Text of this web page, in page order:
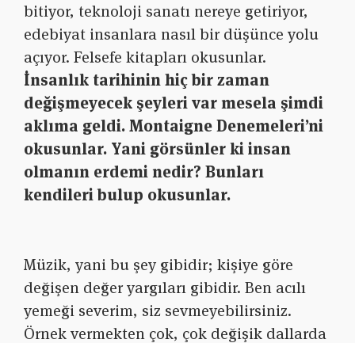
bitiyor, teknoloji sanatı nereye getiriyor,
edebiyat insanlara nasıl bir düşünce yolu
açıyor. Felsefe kitapları okusunlar.
İnsanlık tarihinin hiç bir zaman
değişmeyecek şeyleri var mesela şimdi
aklıma geldi. Montaigne Denemeleri’ni
okusunlar. Yani görsünler ki insan
olmanın erdemi nedir? Bunları
kendileri bulup okusunlar.
Müzik, yani bu şey gibidir; kişiye göre
değişen değer yargıları gibidir. Ben acılı
yemeği severim, siz sevmeyebilirsiniz.
Örnek vermekten çok, çok değişik dallarda